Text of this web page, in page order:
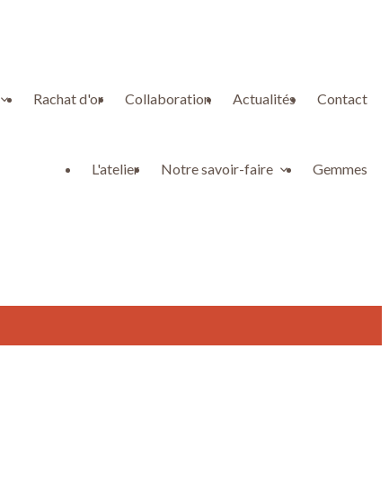
Rachat d'or Collaboration Actualités Contact
L'atelier Notre savoir-faire Gemmes